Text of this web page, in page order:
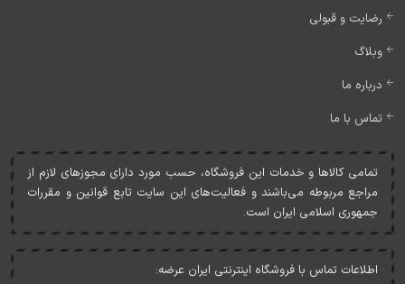
رضایت و قبولی
وبلاگ
درباره ما
تماس با ما
تمامی کالاها و خدمات اين فروشگاه، حسب مورد دارای مجوزهای لازم از
مراجع مربوطه می‌باشند و فعاليت‌های اين سايت تابع قوانين و مقررات
جمهوری اسلامی ايران است.
اطلاعات تماس با فروشگاه اینترنتی ایران عرضه: